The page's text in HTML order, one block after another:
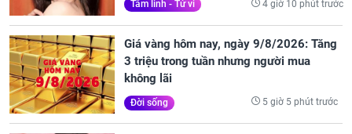
Tâm linh - Tử vi 4 giờ 10 phút trước
Giá vàng hôm nay, ngày 9/8/2026: Tăng
3 triệu trong tuần nhưng người mua
không lãi
Đời sống 5 giờ 5 phút trước